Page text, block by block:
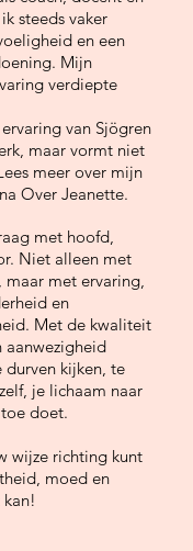
steeds vaker
en een
Mijn
verdiepte
van Sjögren
maar vormt niet
meer over mijn
Over Jeanette.
met hoofd,
Niet alleen met
maar met ervaring,
en
Met de kwaliteit
aanwezigheid
kijken, te
je lichaam naar
doet.
wijze richting kunt
moed en